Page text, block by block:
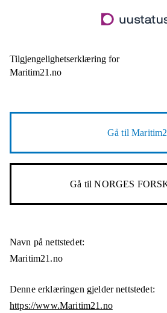
til
Tilgjengelighetserklæring for
Maritim21.no
Gå til
Gå tilNORGES
Navn på nettstedet:
Maritim21.no
Denne erklæringen gjelder nettstedet:
https://www.Maritim21.no